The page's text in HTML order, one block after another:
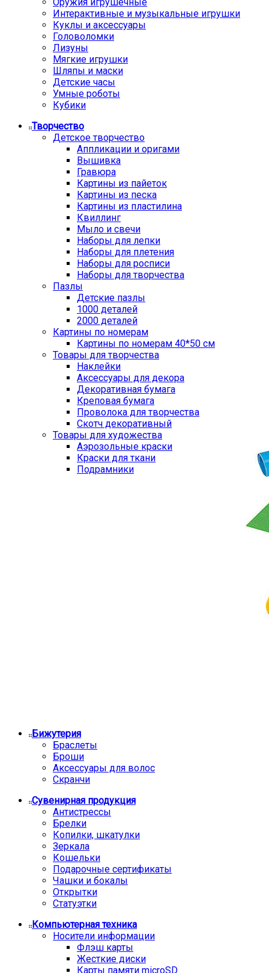
Оружия игрушечные
Интерактивные и музыкальные игрушки
Куклы и аксессуары
Головоломки
Лизуны
Мягкие игрушки
Шляпы и маски
Детские часы
Умные роботы
Кубики
Творчество
Детское творчество
Аппликации и оригами
Вышивка
Гравюра
Картины из пайеток
Картины из песка
Картины из пластилина
Квиллинг
Мыло и свечи
Наборы для лепки
Наборы для плетения
Наборы для росписи
Наборы для творчества
Пазлы
Детские пазлы
1000 деталей
2000 деталей
Картины по номерам
Картины по номерам 40*50 см
Товары для творчества
Наклейки
Аксессуары для декора
Декоративная бумага
Креповая бумага
Проволока для творчества
Скотч декоративный
Товары для художества
Аэрозольные краски
Краски для ткани
Подрамники
Бижутерия
Браслеты
Броши
Аксессуары для волос
Скранчи
Сувенирная продукция
Антистрессы
Брелки
Копилки, шкатулки
Зеркала
Кошельки
Подарочные сертификаты
Чашки и бокалы
Открытки
Статуэтки
Компьютерная техника
Носители информации
Флэш карты
Жесткие диски
Карты памяти microSD